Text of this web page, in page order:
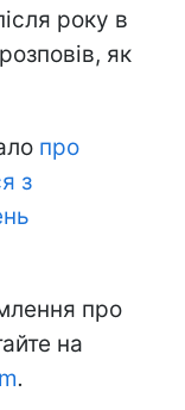
року в
як
про
з
про
на
.